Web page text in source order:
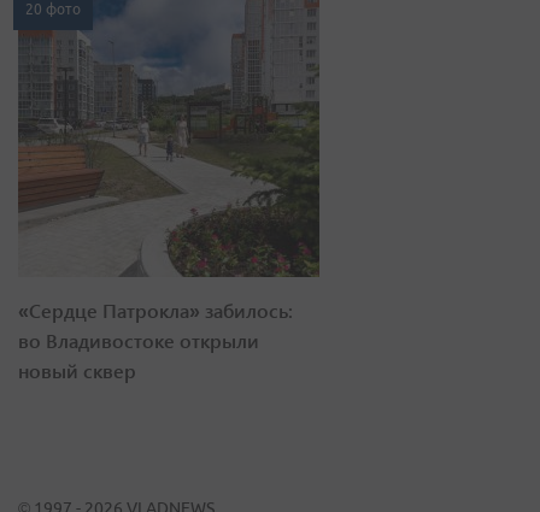
20 фото
«Сердце Патрокла» забилось:
во Владивостоке открыли
новый сквер